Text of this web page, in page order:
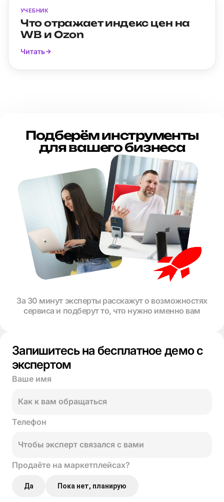
УЧЕБНИК
Что отражает индекс цен на
WB и Ozon
Читать
Запишитесь на бесплатное демо с
экспертом
Ваше имя
Телефон
Продаёте на маркетплейсах?
Да Пока нет, планирую
Подберём инструменты
для вашего бизнеса
За 30 минут эксперты расскажут о возможностях
сервиса и подберут то, что нужно именно вам